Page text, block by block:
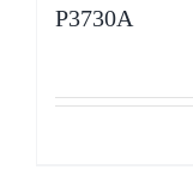
P3730A